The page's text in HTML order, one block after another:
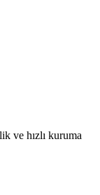
ve hızlı kuruma